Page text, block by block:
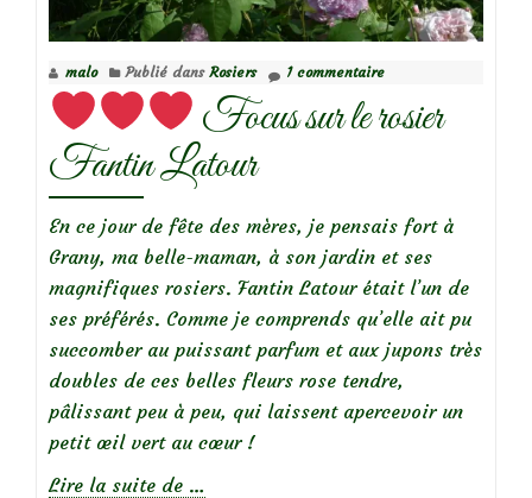
malo Publié dans Rosiers 1 commentaire
Focus sur le rosier
Fantin Latour
En ce jour de fête des mères, je pensais fort à
Grany, ma belle-maman, à son jardin et ses
magnifiques rosiers. Fantin Latour était l’un de
ses préférés. Comme je comprends qu’elle ait pu
succomber au puissant parfum et aux jupons très
doubles de ces belles fleurs rose tendre,
pâlissant peu à peu, qui laissent apercevoir un
petit œil vert au cœur !
Lire la suite de …